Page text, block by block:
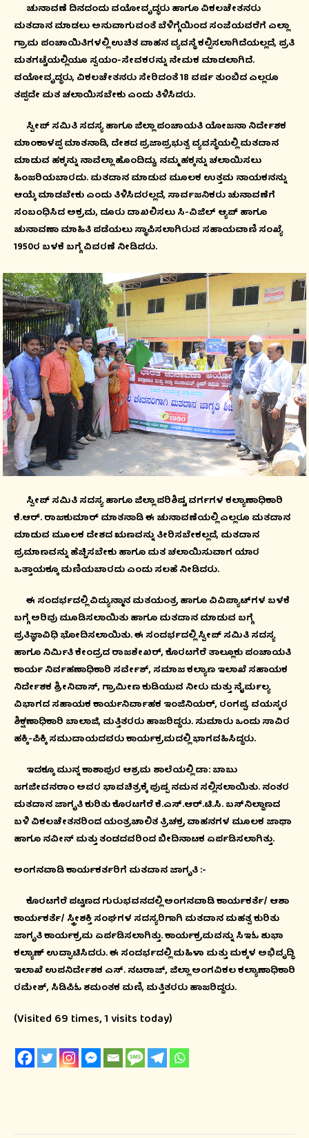
ಚುನಾವಣೆ ದಿನದಂದು ವಯೋವೃದ್ಧರು ಹಾಗೂ ವಿಕಲಚೇತನರು
ಮತದಾನ ಮಾಡಲು ಅನುವಾಗುವಂತೆ ಬೆಳಿಗ್ಗೆಯಿಂದ ಸಂಜೆಯವರೆಗೆ ಎಲ್ಲಾ
ಗ್ರಾಮ ಪಂಚಾಯಿತಿಗಳಲ್ಲಿ ಉಚಿತ ವಾಹನ ವ್ಯವಸ್ಥೆ ಕಲ್ಪಿಸಲಾಗಿದೆಯಲ್ಲದೆ, ಪ್ರತಿ
ಮತಗಟ್ಟೆಯಲ್ಲಿಯೂ ಸ್ವಯಂ-ಸೇವಕರನ್ನು ನೇಮಕ ಮಾಡಲಾಗಿದೆ.
ವಯೋವೃದ್ಧರು, ವಿಕಲಚೇತನರು ಸೇರಿದಂತೆ 18 ವರ್ಷ ತುಂಬಿದ ಎಲ್ಲರೂ
ತಪ್ಪದೇ ಮತ ಚಲಾಯಿಸಬೇಕು ಎಂದು ತಿಳಿಸಿದರು.
ಸ್ವೀಪ್ ಸಮಿತಿ ಸದಸ್ಯ ಹಾಗೂ ಜಿಲ್ಲಾ ಪಂಚಾಯತಿ ಯೋಜನಾ ನಿರ್ದೇಶಕ
ಮಾಂಕಾಳಪ್ಪ ಮಾತನಾಡಿ, ದೇಶದ ಪ್ರಜಾಪ್ರಭುತ್ವ ವ್ಯವಸ್ಥೆಯಲ್ಲಿ ಮತದಾನ
ಮಾಡುವ ಹಕ್ಕನ್ನು ನಾವೆಲ್ಲಾ ಹೊಂದಿದ್ದು, ನಮ್ಮ ಹಕ್ಕನ್ನು ಚಲಾಯಿಸಲು
ಹಿಂಜರಿಯಬಾರದು. ಮತದಾನ ಮಾಡುವ ಮೂಲಕ ಉತ್ತಮ ನಾಯಕನನ್ನು
ಆಯ್ಕೆ ಮಾಡಬೇಕು ಎಂದು ತಿಳಿಸಿದರಲ್ಲದೆ, ಸಾರ್ವಜನಿಕರು ಚುನಾವಣೆಗೆ
ಸಂಬಂಧಿಸಿದ ಅಕ್ರಮ, ದೂರು ದಾಖಲಿಸಲು ಸಿ-ವಿಜಿಲ್ ಆ್ಯಪ್ ಹಾಗೂ
ಚುನಾವಣಾ ಮಾಹಿತಿ ಪಡೆಯಲು ಸ್ಥಾಪಿಸಲಾಗಿರುವ ಸಹಾಯವಾಣಿ ಸಂಖ್ಯೆ
1950ರ ಬಳಕೆ ಬಗ್ಗೆ ವಿವರಣೆ ನೀಡಿದರು.
ಸ್ವೀಪ್ ಸಮಿತಿ ಸದಸ್ಯ ಹಾಗೂ ಜಿಲ್ಲಾ ಪರಿಶಿಷ್ಟ ವರ್ಗಗಳ ಕಲ್ಯಾಣಾಧಿಕಾರಿ
ಕೆ.ಆರ್. ರಾಜಕುಮಾರ್ ಮಾತನಾಡಿ ಈ ಚುನಾವಣೆಯಲ್ಲಿ ಎಲ್ಲರೂ ಮತದಾನ
ಮಾಡುವ ಮೂಲಕ ದೇಶದ ಋಣವನ್ನು ತೀರಿಸಬೇಕಲ್ಲದೆ, ಮತದಾನ
ಪ್ರಮಾಣವನ್ನು ಹೆಚ್ಚಿಸಬೇಕು ಹಾಗೂ ಮತ ಚಲಾಯಿಸುವಾಗ ಯಾರ
ಒತ್ತಾಯಕ್ಕೂ ಮಣಿಯಬಾರದು ಎಂದು ಸಲಹೆ ನೀಡಿದರು.
ಈ ಸಂದರ್ಭದಲ್ಲಿ ವಿದ್ಯುನ್ಮಾನ ಮತಯಂತ್ರ ಹಾಗೂ ವಿವಿಪ್ಯಾಟ್‍ಗಳ ಬಳಕೆ
ಬಗ್ಗೆ ಅರಿವು ಮೂಡಿಸಲಾಯಿತು ಹಾಗೂ ಮತದಾನ ಮಾಡುವ ಬಗ್ಗೆ
ಪ್ರತಿಜ್ಞಾವಿಧಿ ಭೋದಿಸಲಾಯಿತು. ಈ ಸಂದರ್ಭದಲ್ಲಿ ಸ್ವೀಪ್ ಸಮಿತಿ ಸದಸ್ಯ
ಹಾಗೂ ನಿರ್ಮಿತಿ ಕೇಂದ್ರದ ರಾಜಶೇಖರ್, ಕೊರಟಗೆರೆ ತಾಲ್ಲೂಕು ಪಂಚಾಯತಿ
ಕಾರ್ಯ ನಿರ್ವಹಣಾಧಿಕಾರಿ ಸರ್ವೇಶ್, ಸಮಾಜ ಕಲ್ಯಾಣ ಇಲಾಖೆ ಸಹಾಯಕ
ನಿರ್ದೇಶಕ ಶ್ರೀನಿವಾಸ್, ಗ್ರಾಮೀಣ ಕುಡಿಯುವ ನೀರು ಮತ್ತು ನೈರ್ಮಲ್ಯ
ವಿಭಾಗದ ಸಹಾಯಕ ಕಾರ್ಯನಿರ್ವಾಹಕ ಇಂಜಿನಿಯರ್, ರಂಗಪ್ಪ, ವಯಸ್ಕರ
ಶಿಕ್ಷಣಾಧಿಕಾರಿ ಬಾಲಾಜಿ, ಮತ್ತಿತರರು ಹಾಜರಿದ್ದರು. ಸುಮಾರು ಒಂದು ಸಾವಿರ
ಹಕ್ಕಿ-ಪಿಕ್ಕಿ ಸಮುದಾಯದವರು ಕಾರ್ಯಕ್ರಮದಲ್ಲಿ ಭಾಗವಹಿಸಿದ್ದರು.
ಇದಕ್ಕೂ ಮುನ್ನ ಕಾಶಾಪುರ ಆಶ್ರಮ ಶಾಲೆಯಲ್ಲಿ ಡಾ: ಬಾಬು
ಜಗಜೀವನರಾಂ ಅವರ ಭಾವಚಿತ್ರಕ್ಕೆ ಪುಷ್ಪ ನಮನ ಸಲ್ಲಿಸಲಾಯಿತು. ನಂತರ
ಮತದಾನ ಜಾಗೃತಿ ಕುರಿತು ಕೊರಟಗೆರೆ ಕೆ.ಎಸ್.ಆರ್.ಟಿ.ಸಿ. ಬಸ್‍ನಿಲ್ದಾಣದ
ಬಳಿ ವಿಕಲಚೇತನರಿಂದ ಯಂತ್ರಚಾಲಿತ ತ್ರಿಚಕ್ರ ವಾಹನಗಳ ಮೂಲಕ ಜಾಥಾ
ಹಾಗೂ ನವೀನ್ ಮತ್ತು ತಂಡದವರಿಂದ ಬೀದಿನಾಟಕ ಏರ್ಪಡಿಸಲಾಗಿತ್ತು.
ಅಂಗನವಾಡಿ ಕಾರ್ಯಕರ್ತರಿಗೆ ಮತದಾನ ಜಾಗೃತಿ :-
ಕೊರಟಗೆರೆ ಪಟ್ಟಣದ ಗುರುಭವನದಲ್ಲಿ ಅಂಗನವಾಡಿ ಕಾರ್ಯಕರ್ತೆ/ ಆಶಾ
ಕಾರ್ಯಕರ್ತೆ/ ಸ್ತ್ರೀಶಕ್ತಿ ಸಂಘಗಳ ಸದಸ್ಯರಿಗಾಗಿ ಮತದಾನ ಮಹತ್ವ ಕುರಿತು
ಜಾಗೃತಿ ಕಾರ್ಯಕ್ರಮ ಏರ್ಪಡಿಸಲಾಗಿತ್ತು. ಕಾರ್ಯಕ್ರಮವನ್ನು ಸಿಇಓ ಶುಭಾ
ಕಲ್ಯಾಣ್ ಉದ್ಘಾಟಿಸಿದರು. ಈ ಸಂದರ್ಭದಲ್ಲಿ ಮಹಿಳಾ ಮತ್ತು ಮಕ್ಕಳ ಅಭಿವೃದ್ಧಿ
ಇಲಾಖೆ ಉಪನಿರ್ದೇಶಕ ಎಸ್. ನಟರಾಜ್, ಜಿಲ್ಲಾ ಅಂಗವಿಕಲ ಕಲ್ಯಾಣಾಧಿಕಾರಿ
ರಮೇಶ್, ಸಿಡಿಪಿಓ ಶಮಂತಕ ಮಣಿ, ಮತ್ತಿತರರು ಹಾಜರಿದ್ದರು.
(Visited 69 times, 1 visits today)